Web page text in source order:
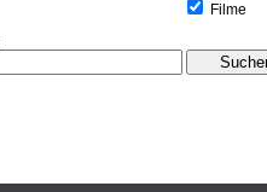
Filme